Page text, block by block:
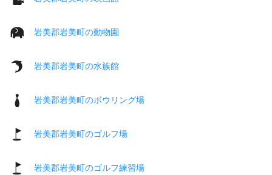
岩美郡岩美町の動物園
岩美郡岩美町の水族館
岩美郡岩美町のボウリング場
岩美郡岩美町のゴルフ場
岩美郡岩美町のゴルフ練習場